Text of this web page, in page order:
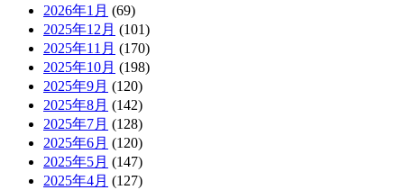
2026年1月 (69)
2025年12月 (101)
2025年11月 (170)
2025年10月 (198)
2025年9月 (120)
2025年8月 (142)
2025年7月 (128)
2025年6月 (120)
2025年5月 (147)
2025年4月 (127)